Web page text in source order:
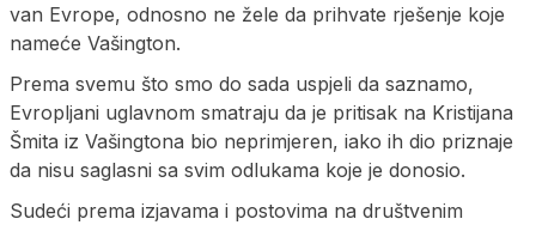
van Evrope, odnosno ne žele da prihvate rješenje koje
nameće Vašington.
Prema svemu što smo do sada uspjeli da saznamo,
Evropljani uglavnom smatraju da je pritisak na Kristijana
Šmita iz Vašingtona bio neprimjeren, iako ih dio priznaje
da nisu saglasni sa svim odlukama koje je donosio.
Sudeći prema izjavama i postovima na društvenim